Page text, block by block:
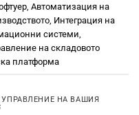
Автоматизация на
Интеграция на
системи
на складовото
платформа
НА ВАШИЯ